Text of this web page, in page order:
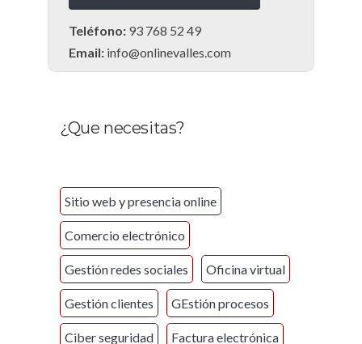
Teléfono: 93 768 52 49
Email: info@onlinevalles.com
¿Que necesitas?
Sitio web y presencia online
Comercio electrónico
Gestión redes sociales Oficina virtual
Gestión clientes GEstión procesos
Ciber seguridad Factura electrónica